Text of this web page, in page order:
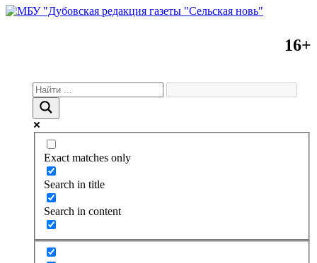
16+
Exact matches only
Search in title
Search in content